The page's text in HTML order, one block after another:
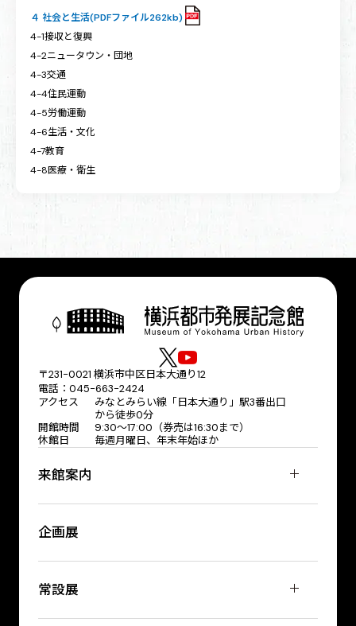
４ 社会と生活(PDFファイル262kb)
4-1接収と復興
4-2ニュータウン・団地
4-3交通
4-4住民運動
4-5労働運動
4-6生活・文化
4-7教育
4-8医療・衛生
〒231-0021 横浜市中区日本大通り12
電話：045-663-2424
アクセス
みなとみらい線「日本大通り」駅3番出口
から徒歩0分
開館時間
9:30〜17:00（券売は16:30まで）
休館日
毎週月曜日、年末年始ほか
来館案内
企画展
常設展